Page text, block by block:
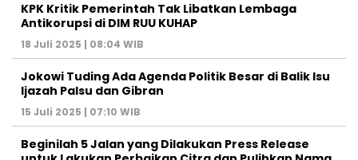
KPK Kritik Pemerintah Tak Libatkan Lembaga
Antikorupsi di DIM RUU KUHAP
18 Juli 2025 | 08:04 WIB
Jokowi Tuding Ada Agenda Politik Besar di Balik Isu
Ijazah Palsu dan Gibran
15 Juli 2025 | 07:10 WIB
Beginilah 5 Jalan yang Dilakukan Press Release